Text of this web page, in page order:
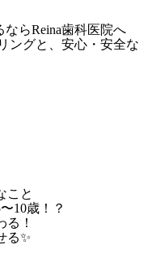
らReina歯科医院へ
ングと、安心・安全な
こと
10歳！？
！
る✨